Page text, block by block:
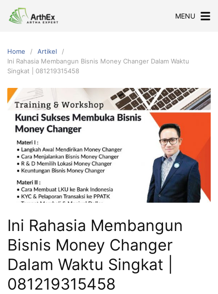
MENU
Home
Artikel
Ini Rahasia Membangun Bisnis Money Changer Dalam Waktu
Singkat | 081219315458
Ini Rahasia Membangun
Bisnis Money Changer
Dalam Waktu Singkat |
081219315458